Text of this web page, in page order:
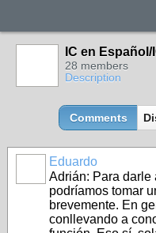
IC en
28 members
Description
Comments
Eduardo
Adrián: Para darle
podríamos tomar
brevemente. En
conllevando a